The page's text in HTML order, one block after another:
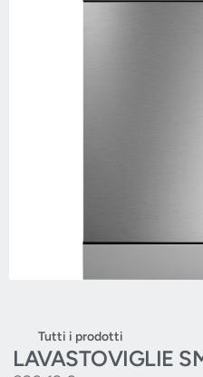
Tutti i prodotti
LAVASTOVIGLIE